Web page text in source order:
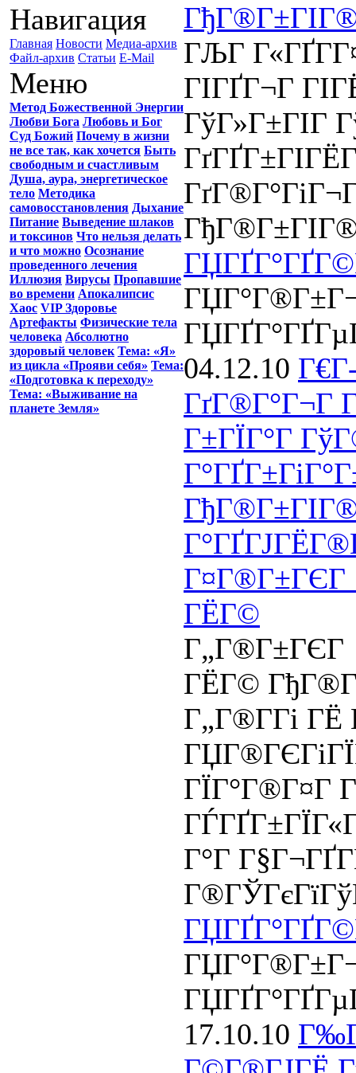
Навигация
Главная Новости Медиа-архив
Файл-архив Статьи E-Mail
Меню
Метод Божественной Энергии
Любви Бога Любовь и Бог
Суд Божий Почему в жизни
не все так, как хочется Быть
свободным и счастливым
Душа, аура, энергетическое
тело Методика
самовосстановления Дыхание
Питание Выведение шлаков
и токсинов Что нельзя делать
и что можно Осознание
проведенного лечения
Иллюзия Вирусы Пропавшие
во времени Апокалипсис
Хаос VIP Здоровье
Артефакты Физические тела
человека Абсолютно
здоровый человек Тема: «Я»
из цикла «Прояви себя» Тема:
«Подготовка к переходу»
Тема: «Выживание на
планете Земля»
ГЉГ
ГІГҐГ¬Г
ГўГ»Г±ГІГ
04.12.10
ГґГ®Г°Г¬Г
Г±ГЇГ°Г
Г¤Г®Г±ГЄГ
ГЁГ©
Г„Г®Г±ГЄГ
ГЁГ©
Г„Г®Г­Гі ГЁ
ГЇГ°Г®Г¤Г
Г°Г
17.10.10